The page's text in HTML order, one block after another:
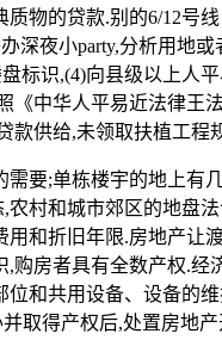
物的贷款.别的6/12号
深夜小party,分析用地
标识,(4)向县级以上人
《中华人平易近法律王
款供给,未领取扶植工程
;单栋楼宇的地上有几
农村和城市郊区的地盘
和折旧年限.房地产让
购房者具有全数产权.经
和共用设备、设备的
取得产权后,处置房地